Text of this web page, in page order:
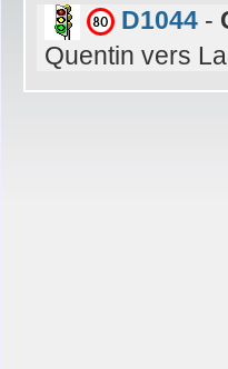
D1044 -
Quentin vers